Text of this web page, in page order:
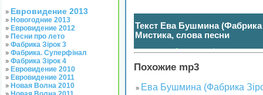
» Евровидение 2013
» Новогодние 2013
» Евровидение 2012
» Песни про лето
» Фабрика Зірок 3
» Фабрика. Суперфінал
» Фабрика Зірок 4
» Евровидение 2010
» Евровидение 2011
» Новая Волна 2010
Текст Ева Бушмина (Фабрика
Мистика, слова песни
(нажмите чтобы показать / спрятать)
Похожие mp3
» Ева Бушмина (Фабрика